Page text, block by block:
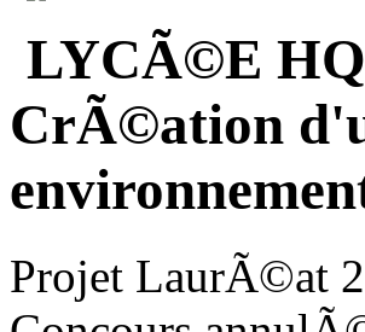
LYCÃ©E
CrÃ©ation
Projet LaurÃ©at